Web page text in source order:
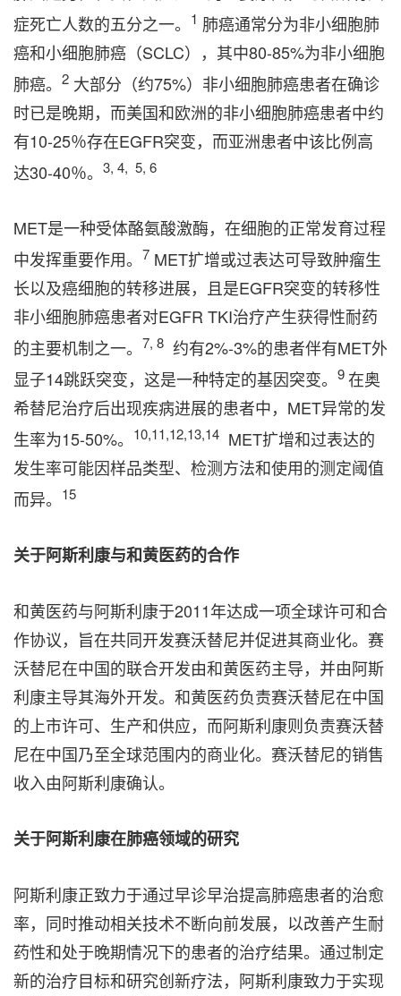
症死亡人数的五分之一。 1 肺癌通常分为非小细胞肺
癌和小细胞肺癌（SCLC），其中80-85%为非小细胞
肺癌。 2 大部分（约75%）非小细胞肺癌患者在确诊
时已是晚期，而美国和欧洲的非小细胞肺癌患者中约
有10-25％存在EGFR突变，而亚洲患者中该比例高
达30-40％。 3, 4, 5, 6
MET是一种受体酪氨酸激酶，在细胞的正常发育过程
中发挥重要作用。 7 MET扩增或过表达可导致肿瘤生
长以及癌细胞的转移进展，且是EGFR突变的转移性
非小细胞肺癌患者对EGFR TKI治疗产生获得性耐药
的主要机制之一。 7, 8 约有2%-3%的患者伴有MET外
显子14跳跃突变，这是一种特定的基因突变。 9在奥
希替尼治疗后出现疾病进展的患者中，MET异常的发
生率为15-50%。 10,11,12,13,14 MET扩增和过表达的
发生率可能因样品类型、检测方法和使用的测定阈值
而异。 15
关于阿斯利康与和黄医药的合作
和黄医药与阿斯利康于2011年达成一项全球许可和合
作协议，旨在共同开发赛沃替尼并促进其商业化。赛
沃替尼在中国的联合开发由和黄医药主导，并由阿斯
利康主导其海外开发。和黄医药负责赛沃替尼在中国
的上市许可、生产和供应，而阿斯利康则负责赛沃替
尼在中国乃至全球范围内的商业化。赛沃替尼的销售
收入由阿斯利康确认。
关于阿斯利康在肺癌领域的研究
阿斯利康正致力于通过早诊早治提高肺癌患者的治愈
率，同时推动相关技术不断向前发展，以改善产生耐
药性和处于晚期情况下的患者的治疗结果。通过制定
新的治疗目标和研究创新疗法，阿斯利康致力于实现